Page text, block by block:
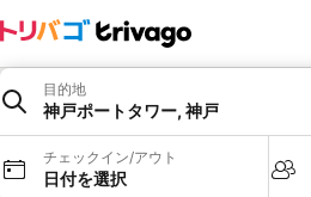
目的地
神戸ポートタワー, 神戸
チェックイン/アウト
日付を選択